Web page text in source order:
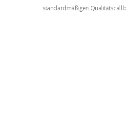
standardmäßigen Qualitätscall